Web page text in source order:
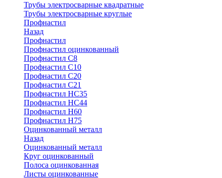
Трубы электросварные квадратные
Трубы электросварные круглые
Профнастил
Назад
Профнастил
Профнастил оцинкованный
Профнастил С8
Профнастил С10
Профнастил С20
Профнастил С21
Профнастил НС35
Профнастил НС44
Профнастил Н60
Профнастил Н75
Оцинкованный металл
Назад
Оцинкованный металл
Круг оцинкованный
Полоса оцинкованная
Листы оцинкованные